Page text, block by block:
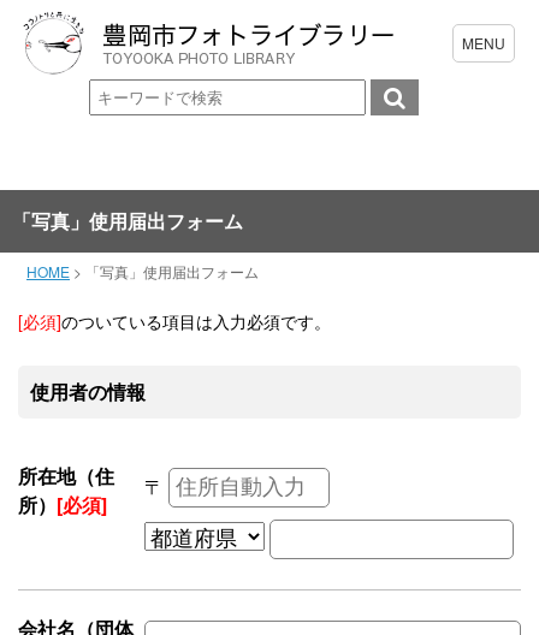
「写真」使用届出フォーム
HOME > 「写真」使用届出フォーム
[必須]のついている項目は入力必須です。
使用者の情報
所在地（住
所） [必須]
〒
会社名（団体